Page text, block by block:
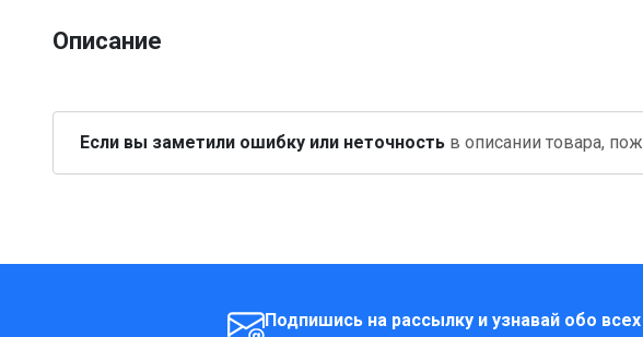
Описание
Если вы заметили ошибку или неточность в описании товара,
Подпишись на рассылку и узнавай обо всех